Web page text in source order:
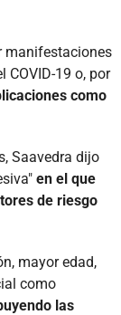
manifestaciones
COVID-19 o, por
como
Saavedra dijo
en el que
de riesgo
mayor edad,
como
las